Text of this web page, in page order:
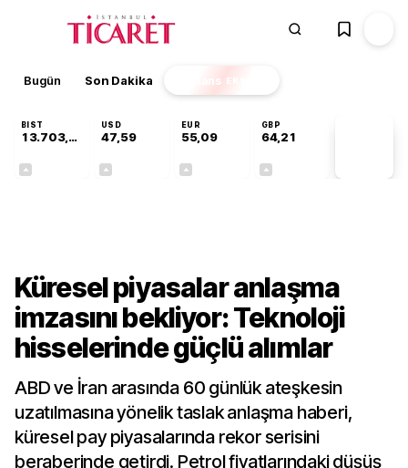
Bugün Son Dakika Finans EKSTRA
BIST
13.703,13
USD
47,59
EUR
55,09
GBP
64,21
Küresel piyasalar anlaşma
imzasını bekliyor: Teknoloji
hisselerinde güçlü alımlar
ABD ve İran arasında 60 günlük ateşkesin
uzatılmasına yönelik taslak anlaşma haberi,
küresel pay piyasalarında rekor serisini
beraberinde getirdi. Petrol fiyatlarındaki düşüş